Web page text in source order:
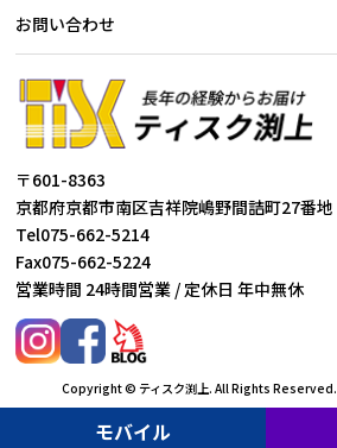
お問い合わせ
〒601-8363
京都府京都市南区吉祥院嶋野間詰町27番地
Tel075-662-5214
Fax075-662-5224
営業時間 24時間営業 / 定休日 年中無休
Copyright © ティスク渕上. All Rights Reserved.
モバイル